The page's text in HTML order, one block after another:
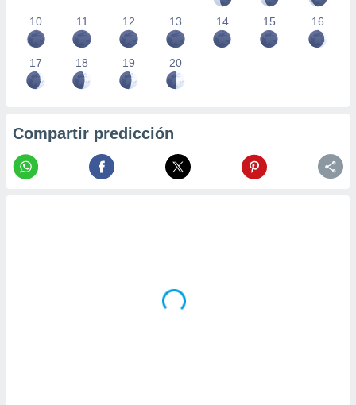
10 11 12 13 14 15 16
17 18 19 20
Compartir predicción